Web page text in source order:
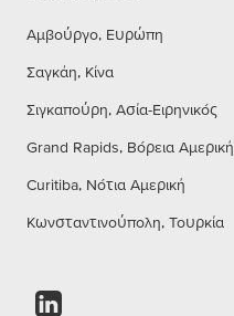
Αμβούργο, Ευρώπη
Σαγκάη, Κίνα
Σιγκαπούρη, Ασία-Ειρηνικός
Grand Rapids, Βόρεια Αμερική
Curitiba, Νότια Αμερική
Κωνσταντινούπολη, Τουρκία